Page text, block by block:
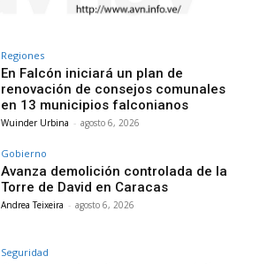
Regiones
En Falcón iniciará un plan de
renovación de consejos comunales
en 13 municipios falconianos
Wuinder Urbina - agosto 6, 2026
Gobierno
Avanza demolición controlada de la
Torre de David en Caracas
Andrea Teixeira - agosto 6, 2026
Seguridad